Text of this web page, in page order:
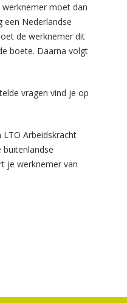
moet dan
een Nederlandse
de werknemer dit
boete. Daarna volgt
vragen vind je op
Arbeidskracht
je werknemer van